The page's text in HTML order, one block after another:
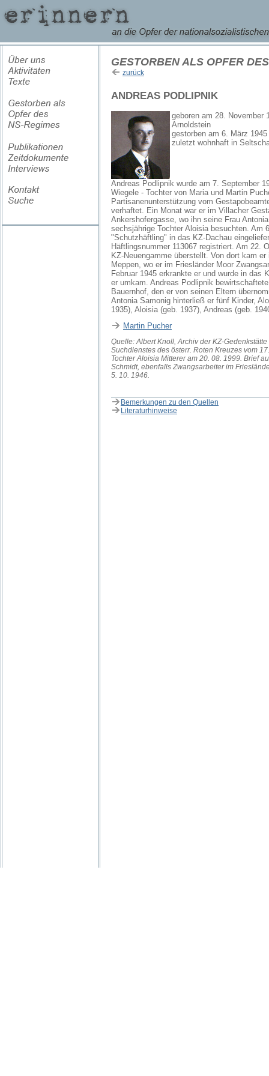
GESTORBEN ALS OPFER
zurück
ANDREAS PODLIPNIK
geboren am 28. November
Arnoldstein
gestorben am 6. März
zuletzt wohnhaft in
Andreas Podlipnik wurde am 7. September
Wiegele - Tochter von Maria und Martin
Partisanenunterstützung vom
verhaftet. Ein Monat war er im Villacher
Ankershofergasse, wo ihn seine Frau
sechsjährige Tochter Aloisia besuchten. Am
"Schutzhäftling" in das KZ-Dachau
Häftlingsnummer 113067 registriert. Am 22.
KZ-Neuengamme überstellt. Von dort kam
Meppen, wo er im Friesländer Moor
Februar 1945 erkrankte er und wurde in das
er umkam. Andreas Podlipnik
Bauernhof, den er von seinen Eltern
Antonia Samonig hinterließ er fünf Kinder,
1935), Aloisia (geb. 1937), Andreas (geb.
Martin Pucher
Quelle: Albert Knoll, Archiv der KZ-
Suchdienstes des österr. Roten Kreuzes vom
Tochter Aloisia Mitterer am 20. 08. 1999. Brief
Schmidt, ebenfalls Zwangsarbeiter im
5. 10. 1946.
Bemerkungen zu den Quellen
Literaturhinweise